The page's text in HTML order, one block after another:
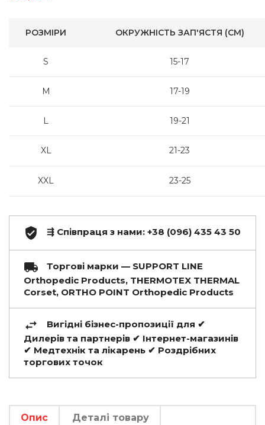
РОЗМІРИ ОКРУЖНІСТЬ ЗАП'ЯСТЯ (CM)
S 15-17
M 17-19
L 19-21
XL 21-23
XXL 23-25
⇶ Співпраця з нами: +38 (096) 435 43 50
Торгові марки — SUPPORT LINE
Orthopedic Products, THERMOTEX THERMAL
Corset, ORTHO POINT Orthopedic Products
Вигідні бізнес-пропозиції для ✔
Дилерів та партнерів ✔ Інтернет-магазинів
✔ Медтехнік та лікарень ✔ Роздрібних
торгових точок
Опис Деталі товару